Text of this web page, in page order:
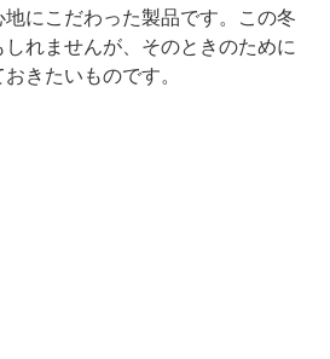
にこだわった製品です。この冬
れませんが、そのときのために
きたいものです。